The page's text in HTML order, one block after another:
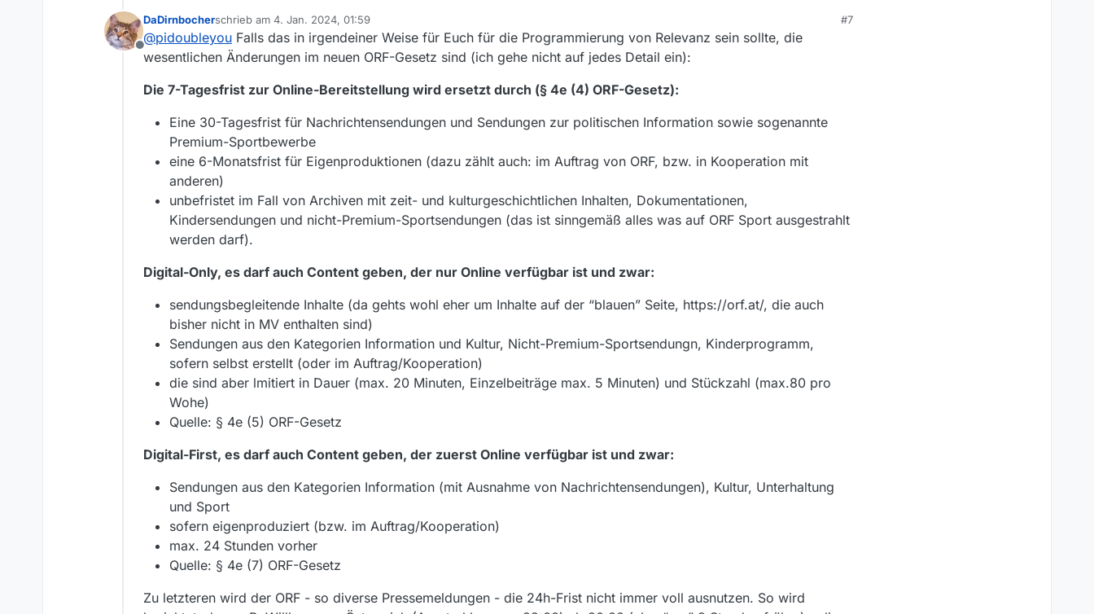
@metropolis4711fehlende Produktionen der Zukunft wäre ein Grund, die Umstellung zu forcieren. Wenn du Beispiel
finden, gerne hier schreiben.
Aktuell sehe ich die Umstellung noch nicht als dringend an, aber bis April werden wir die Umstellung auf jeden Fall
Offline
DaDirnbocherschrieb am 4. Jan. 2024, 01:59
zuletzt editiert von
#7
@pidoubleyou Falls das in irgendeiner Weise für Euch für die Programmierung von Relevanz sein sollte, die
wesentlichen Änderungen im neuen ORF-Gesetz sind (ich gehe nicht auf jedes Detail ein):
Die 7-Tagesfrist zur Online-Bereitstellung wird ersetzt durch (§ 4e (4) ORF-Gesetz):
Eine 30-Tagesfrist für Nachrichtensendungen und Sendungen zur politischen Information sowie sogenannte
Premium-Sportbewerbe
eine 6-Monatsfrist für Eigenproduktionen (dazu zählt auch: im Auftrag von ORF, bzw. in Kooperation mit
anderen)
unbefristet im Fall von Archiven mit zeit- und kulturgeschichtlichen Inhalten, Dokumentationen,
Kindersendungen und nicht-Premium-Sportsendungen (das ist sinngemäß alles was auf ORF Sport ausgestrahlt
werden darf).
Digital-Only, es darf auch Content geben, der nur Online verfügbar ist und zwar:
sendungsbegleitende Inhalte (da gehts wohl eher um Inhalte auf der “blauen” Seite, https://orf.at/, die auch
bisher nicht in MV enthalten sind)
Sendungen aus den Kategorien Information und Kultur, Nicht-Premium-Sportsendungn, Kinderprogramm,
sofern selbst erstellt (oder im Auftrag/Kooperation)
die sind aber lmitiert in Dauer (max. 20 Minuten, Einzelbeiträge max. 5 Minuten) und Stückzahl (max.80 pro
Wohe)
Quelle: § 4e (5) ORF-Gesetz
Digital-First, es darf auch Content geben, der zuerst Online verfügbar ist und zwar:
Sendungen aus den Kategorien Information (mit Ausnahme von Nachrichtensendungen), Kultur, Unterhaltung
und Sport
sofern eigenproduziert (bzw. im Auftrag/Kooperation)
max. 24 Stunden vorher
Quelle: § 4e (7) ORF-Gesetz
Zu letzteren wird der ORF - so diverse Pressemeldungen - die 24h-Frist nicht immer voll ausnutzen. So wird